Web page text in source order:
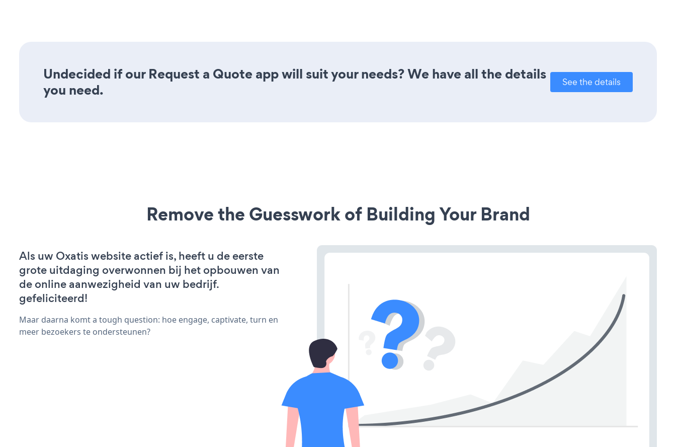
Undecided if our Request a Quote app will suit your needs? We have all the details
you need.
See the details
Remove the Guesswork of Building Your Brand
Als uw Oxatis website actief is, heeft u de eerste
grote uitdaging overwonnen bij het opbouwen van
de online aanwezigheid van uw bedrijf.
gefeliciteerd!
Maar daarna komt a tough question: hoe engage, captivate, turn en
meer bezoekers te ondersteunen?